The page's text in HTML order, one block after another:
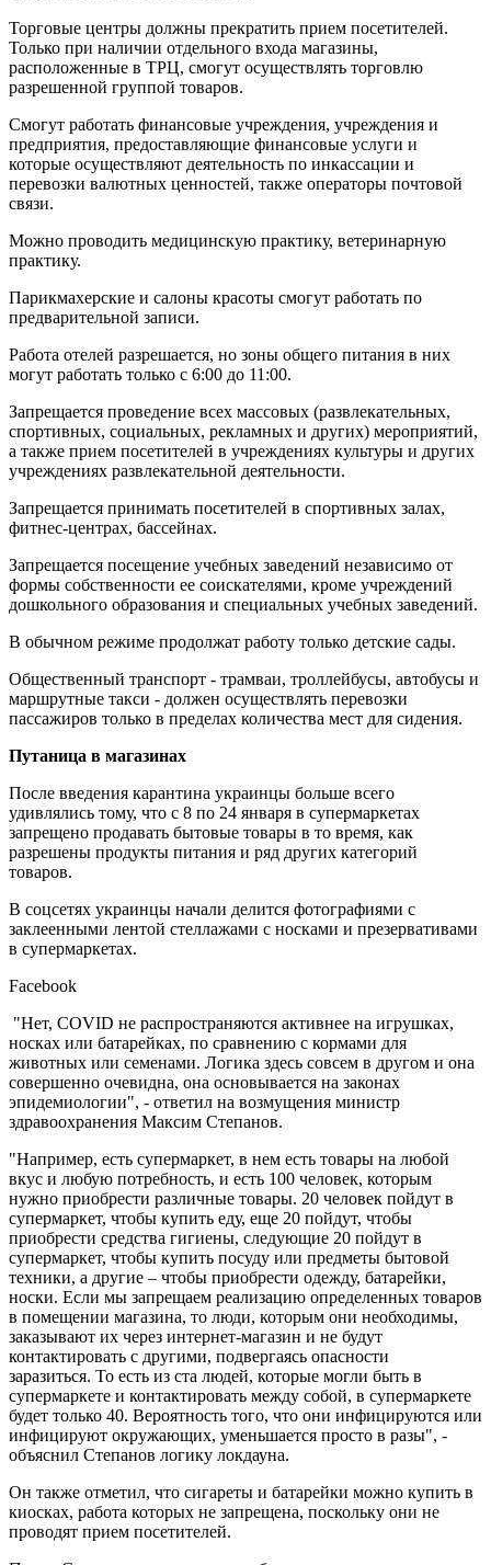
Торговые центры должны прекратить прием посетителей.
Только при наличии отдельного входа магазины,
расположенные в ТРЦ, смогут осуществлять торговлю
разрешенной группой товаров.
Смогут работать финансовые учреждения, учреждения и
предприятия, предоставляющие финансовые услуги и
которые осуществляют деятельность по инкассации и
перевозки валютных ценностей, также операторы почтовой
связи.
Можно проводить медицинскую практику, ветеринарную
практику.
Парикмахерские и салоны красоты смогут работать по
предварительной записи.
Работа отелей разрешается, но зоны общего питания в них
могут работать только с 6:00 до 11:00.
Запрещается проведение всех массовых (развлекательных,
спортивных, социальных, рекламных и других) мероприятий,
а также прием посетителей в учреждениях культуры и других
учреждениях развлекательной деятельности.
Запрещается принимать посетителей в спортивных залах,
фитнес-центрах, бассейнах.
Запрещается посещение учебных заведений независимо от
формы собственности ее соискателями, кроме учреждений
дошкольного образования и специальных учебных заведений.
В обычном режиме продолжат работу только детские сады.
Общественный транспорт - трамваи, троллейбусы, автобусы и
маршрутные такси - должен осуществлять перевозки
пассажиров только в пределах количества мест для сидения.
Путаница в магазинах
После введения карантина украинцы больше всего
удивлялись тому, что с 8 по 24 января в супермаркетах
запрещено продавать бытовые товары в то время, как
разрешены продукты питания и ряд других категорий
товаров.
В соцсетях украинцы начали делится фотографиями с
заклеенными лентой стеллажами с носками и презервативами
в супермаркетах.
Facebook
"Нет, COVID не распространяются активнее на игрушках,
носках или батарейках, по сравнению с кормами для
животных или семенами. Логика здесь совсем в другом и она
совершенно очевидна, она основывается на законах
эпидемиологии", - ответил на возмущения министр
здравоохранения Максим Степанов.
"Например, есть супермаркет, в нем есть товары на любой
вкус и любую потребность, и есть 100 человек, которым
нужно приобрести различные товары. 20 человек пойдут в
супермаркет, чтобы купить еду, еще 20 пойдут, чтобы
приобрести средства гигиены, следующие 20 пойдут в
супермаркет, чтобы купить посуду или предметы бытовой
техники, а другие – чтобы приобрести одежду, батарейки,
носки. Если мы запрещаем реализацию определенных товаров
в помещении магазина, то люди, которым они необходимы,
заказывают их через интернет-магазин и не будут
контактировать с другими, подвергаясь опасности
заразиться. То есть из ста людей, которые могли быть в
супермаркете и контактировать между собой, в супермаркете
будет только 40. Вероятность того, что они инфицируются или
инфицируют окружающих, уменьшается просто в разы", -
объяснил Степанов логику локдауна.
Он также отметил, что сигареты и батарейки можно купить в
киосках, работа которых не запрещена, поскольку они не
проводят прием посетителей.